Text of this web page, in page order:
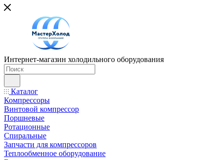
Интернет-магазин холодильного оборудования
Каталог
Компрессоры
Винтовой компрессор
Поршневые
Ротационные
Спиральные
Запчасти для компрессоров
Теплообменное оборудование